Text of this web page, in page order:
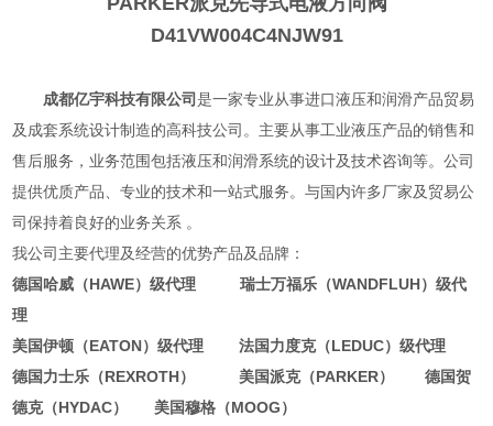
D41VW004C4NJW91
成都亿宇科技有限公司是一家专业从事进口液压和润滑产品贸易
及成套系统设计制造的高科技公司。主要从事工业液压产品的销售和
售后服务，业务范围包括液压和润滑系统的设计及技术咨询等。公司
提供优质产品、专业的技术和一站式服务。与国内许多厂家及贸易公
司保持着良好的业务关系 。
我公司主要代理及经营的优势产品及品牌：
德国哈威（HAWE）级代理 瑞士万福乐（WANDFLUH）级代
理
美国伊顿（EATON）级代理 法国力度克（LEDUC）级代理
德国力士乐（REXROTH） 美国派克（PARKER） 德国贺
德克（HYDAC） 美国穆格（MOOG）